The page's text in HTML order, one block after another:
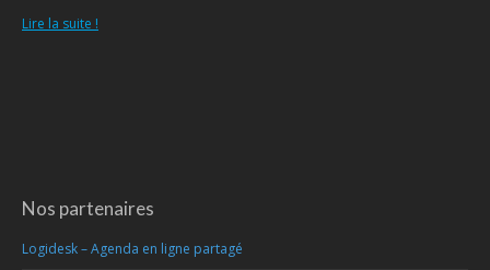
Lire la suite !
Nos partenaires
Logidesk – Agenda en ligne partagé